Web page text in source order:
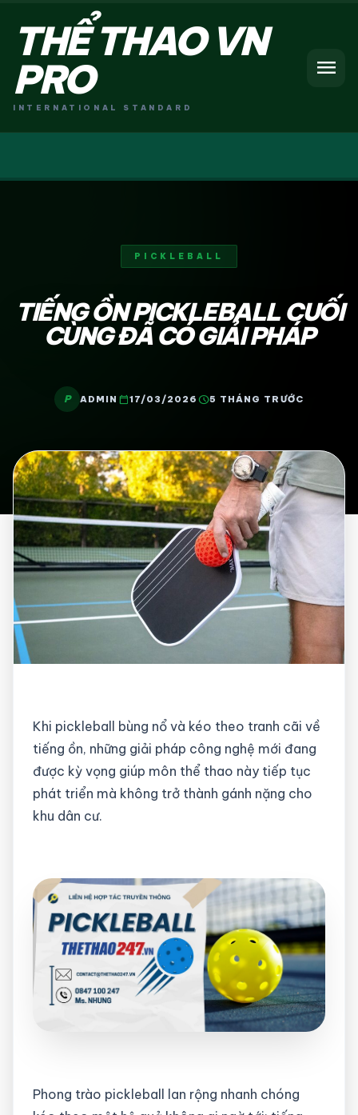
THỂ THAO VN
PRO
INTERNATIONAL STANDARD
menu
PICKLEBALL
TIẾNG ỒN PICKLEBALL CUỐI
CÙNG ĐÃ CÓ GIẢI PHÁP
P ADMIN calendar_today17/03/2026 schedule5 THÁNG TRƯỚC
Khi pickleball bùng nổ và kéo theo tranh cãi về
tiếng ồn, những giải pháp công nghệ mới đang
được kỳ vọng giúp môn thể thao này tiếp tục
phát triển mà không trở thành gánh nặng cho
khu dân cư.
Phong trào pickleball lan rộng nhanh chóng